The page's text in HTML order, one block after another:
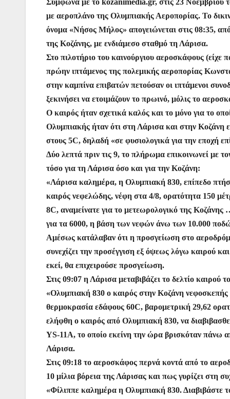
o
k
p
g
er
Σύμφωνα με το kozanimedia.gr, στις 23 Νοεμβρίου
με αεροπλάνο της Ολυμπιακής Αεροπορίας. Το
όνομα «Νήσος Μήλος» απογειώνεται στις 08:35,
της Κοζάνης, με ενδιάμεσο σταθμό τη Λάρισα.
Στο πιλοτήριο του καινούργιου αεροσκάφους
πρώην ιπτάμενος της πολεμικής αεροπορίας
στην καμπίνα επιβατών πετούσαν οι ιπτάμενοι
ξεκινήσει να ετοιμάζουν το πρωινό, μόλις το
Ο καιρός ήταν σχετικά καλός και το μόνο για το
Ολυμπιακής ήταν ότι στη Λάρισα και στην
στους 5C, δηλαδή «σε φυσιολογικά για την εποχή
Δύο λεπτά πριν τις 9, το πλήρωμα επικοινωνεί με
τόσο για τη Λάρισα όσο και για την Κοζάνη:
«Λάρισα καλημέρα, η Ολυμπιακή 830, επίπεδο
καιρός νεφελώδης, νέφη στα 4/8, ορατότητα 150
8C, αναμείνατε για το μετεωρολογικό της
για τα 6000, η βάση των νεφών άνω των 10.000
Αμέσως κατάλαβαν ότι η προσγείωση στο
συνεχίζει την προσέγγιση εξ όψεως λόγω καιρού
εκεί, θα επιχειρούσε προσγείωση.
Στις 09:07 η Λάρισα μεταβιβάζει το δελτίο καιρού
«Ολυμπιακή 830 ο καιρός στην Κοζάνη
θερμοκρασία εδάφους 60C, βαρομετρική 29,62
ελήφθη ο καιρός από Ολυμπιακή 830, να
YS-11A, το οποίο εκείνη την ώρα βρισκόταν πάνω
Λάρισα.
Στις 09:18 το αεροσκάφος περνά κοντά από το
10 μίλια βόρεια της Λάρισας και πως γυρίζει στη
«Φίλιππε καλημέρα η Ολυμπιακή 830.